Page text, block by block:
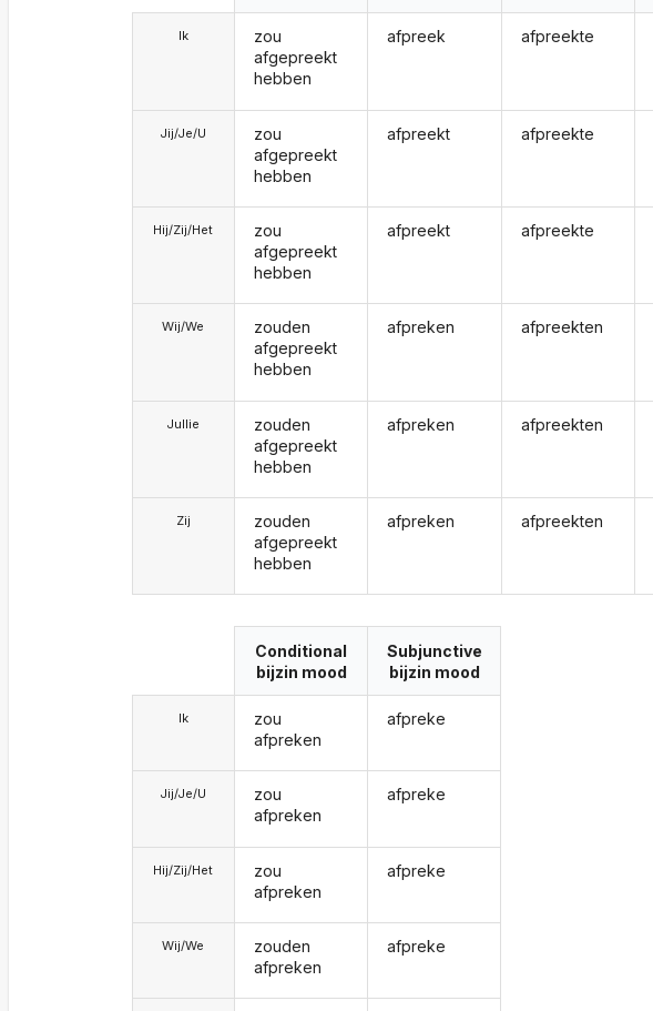
Ik
Jij/Je/U
Hij/Zij/Het
Wij/We
Jullie
Zij
zou
afgepreekt
hebben
zou
afgepreekt
hebben
zou
afgepreekt
hebben
zouden
afgepreekt
hebben
zouden
afgepreekt
hebben
zouden
afgepreekt
hebben
afpreek
afpreekt
afpreekt
afpreken
afpreken
afpreken
afpreekte
afpreekte
afpreekte
afpreekten
afpreekten
afpreekten
Ik
Jij/Je/U
Hij/Zij/Het
Wij/We
Conditional
bijzin mood
zou
afpreken
zou
afpreken
zou
afpreken
zouden
afpreken
Subjunctive
bijzin mood
afpreke
afpreke
afpreke
afpreke